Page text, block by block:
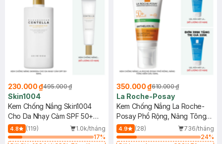
230.000 ₫495.000 ₫
Skin1004
Kem Chống Nắng Skin1004
Cho Da Nhạy Cảm SPF 50+
50ml
4.8 (119)
1.0k/tháng
17%
350.000 ₫610.000 ₫
La Roche-Posay
Kem Chống Nắng La Roche-
Posay Phổ Rộng, Nâng Tông
Kiềm Dầu 50ml
4.9 (28)
736/tháng
24%